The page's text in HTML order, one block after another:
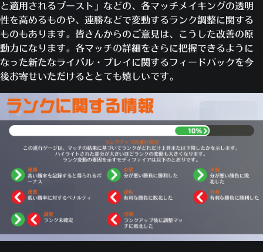
と適用されるブースト」などの、各マッチメイキングの透明
性を高めるものや、連勝などで変動するランク調整に関する
ものもあります。皆さんからのご意見は、こうした改善の原
動力になります。各マッチの詳細をさらに把握できるように
なった新たなライバル・プレイに関するフィードバックを今
後お寄せいただけるととても嬉しいです。